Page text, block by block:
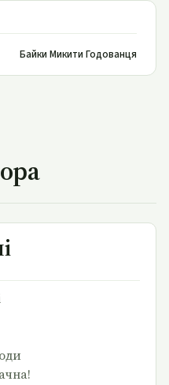
Байки Микити Годованця